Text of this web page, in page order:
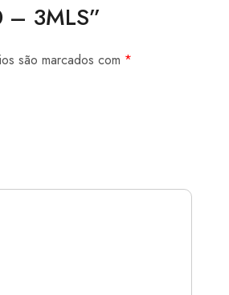
– 3MLS”
são marcados com *